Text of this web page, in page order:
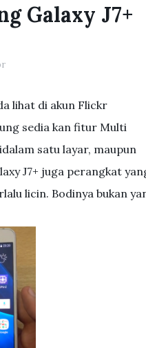
Galaxy J7+
lihat di akun Flickr
sedia kan fitur Multi
satu layar, maupun
J7+ juga perangkat
licin. Bodinya bukan